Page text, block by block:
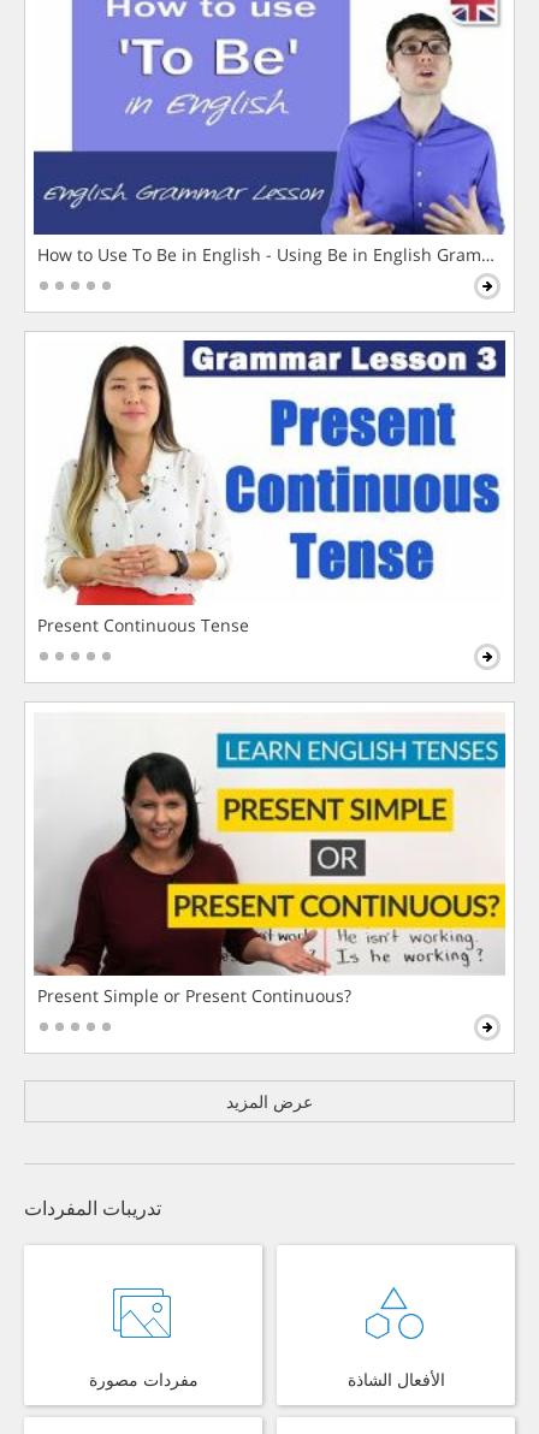
How to Use To Be in English - Using Be in English Grammar
Present Continuous Tense
Present Simple or Present Continuous?
عرض المزيد
تدريبات المفردات
مفردات مصورة الأفعال الشاذة